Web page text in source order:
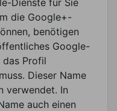
die Google+-
benötigen
Google-
Profil
Dieser Name
verwendet. In
auch einen